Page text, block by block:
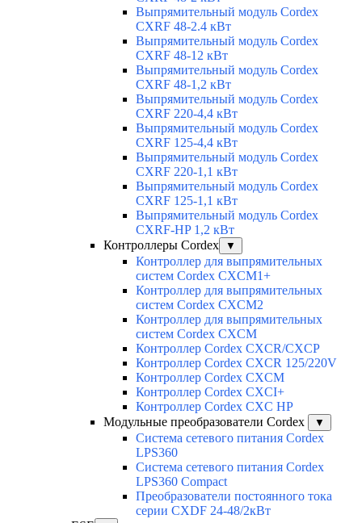
Выпрямительный модуль Cordex
CXRF 48-2.4 кВт
Выпрямительный модуль Cordex
CXRF 48-12 кВт
Выпрямительный модуль Cordex
CXRF 48-1,2 кВт
Выпрямительный модуль Cordex
CXRF 220-4,4 кВт
Выпрямительный модуль Cordex
CXRF 125-4,4 кВт
Выпрямительный модуль Cordex
CXRF 220-1,1 кВт
Выпрямительный модуль Cordex
CXRF 125-1,1 кВт
Выпрямительный модуль Cordex
CXRF-HP 1,2 кВт
Контроллеры Cordex
▼
Контроллер для выпрямительных
систем Cordex CXCM1+
Контроллер для выпрямительных
систем Cordex CXCM2
Контроллер для выпрямительных
систем Cordex CXCM
Контроллер Cordex CXCR/CXCP
Контроллер Cordex CXCR 125/220V
Контроллер Cordex CXCM
Контроллер Cordex CXCI+
Контроллер Cordex CXC HP
Модульные преобразователи Cordex
▼
Система сетевого питания Cordex
LPS360
Система сетевого питания Cordex
LPS360 Compact
Преобразователи постоянного тока
серии CXDF 24-48/2кВт